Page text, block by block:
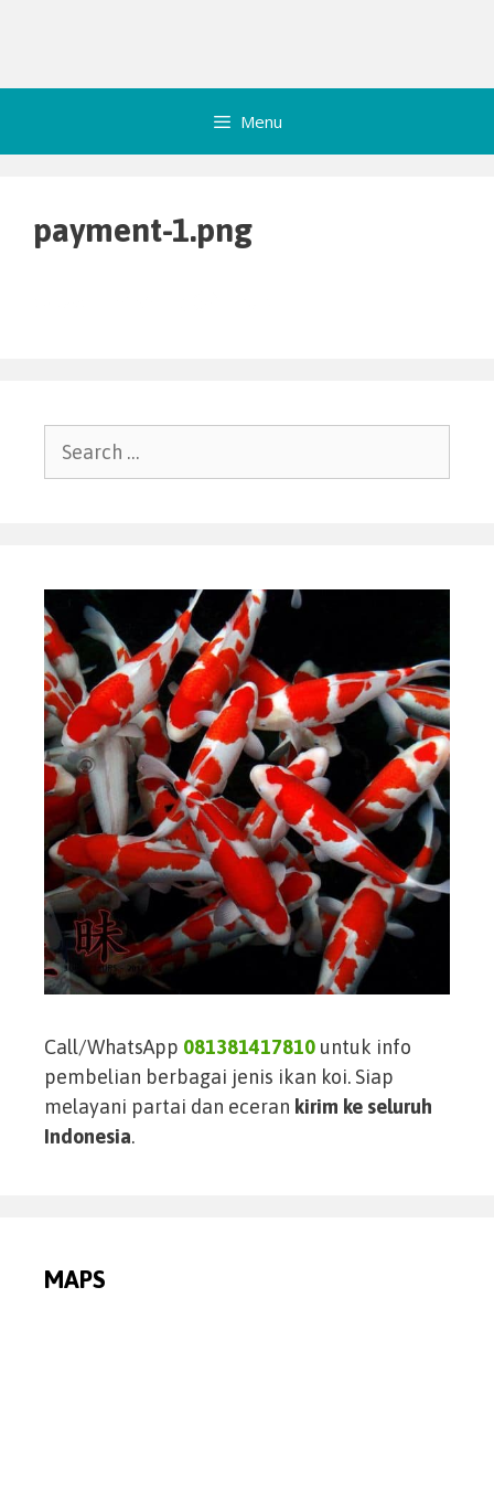
Menu
payment-1.png
Call/WhatsApp 081381417810 untuk info
pembelian berbagai jenis ikan koi. Siap
melayani partai dan eceran kirim ke seluruh
Indonesia.
MAPS